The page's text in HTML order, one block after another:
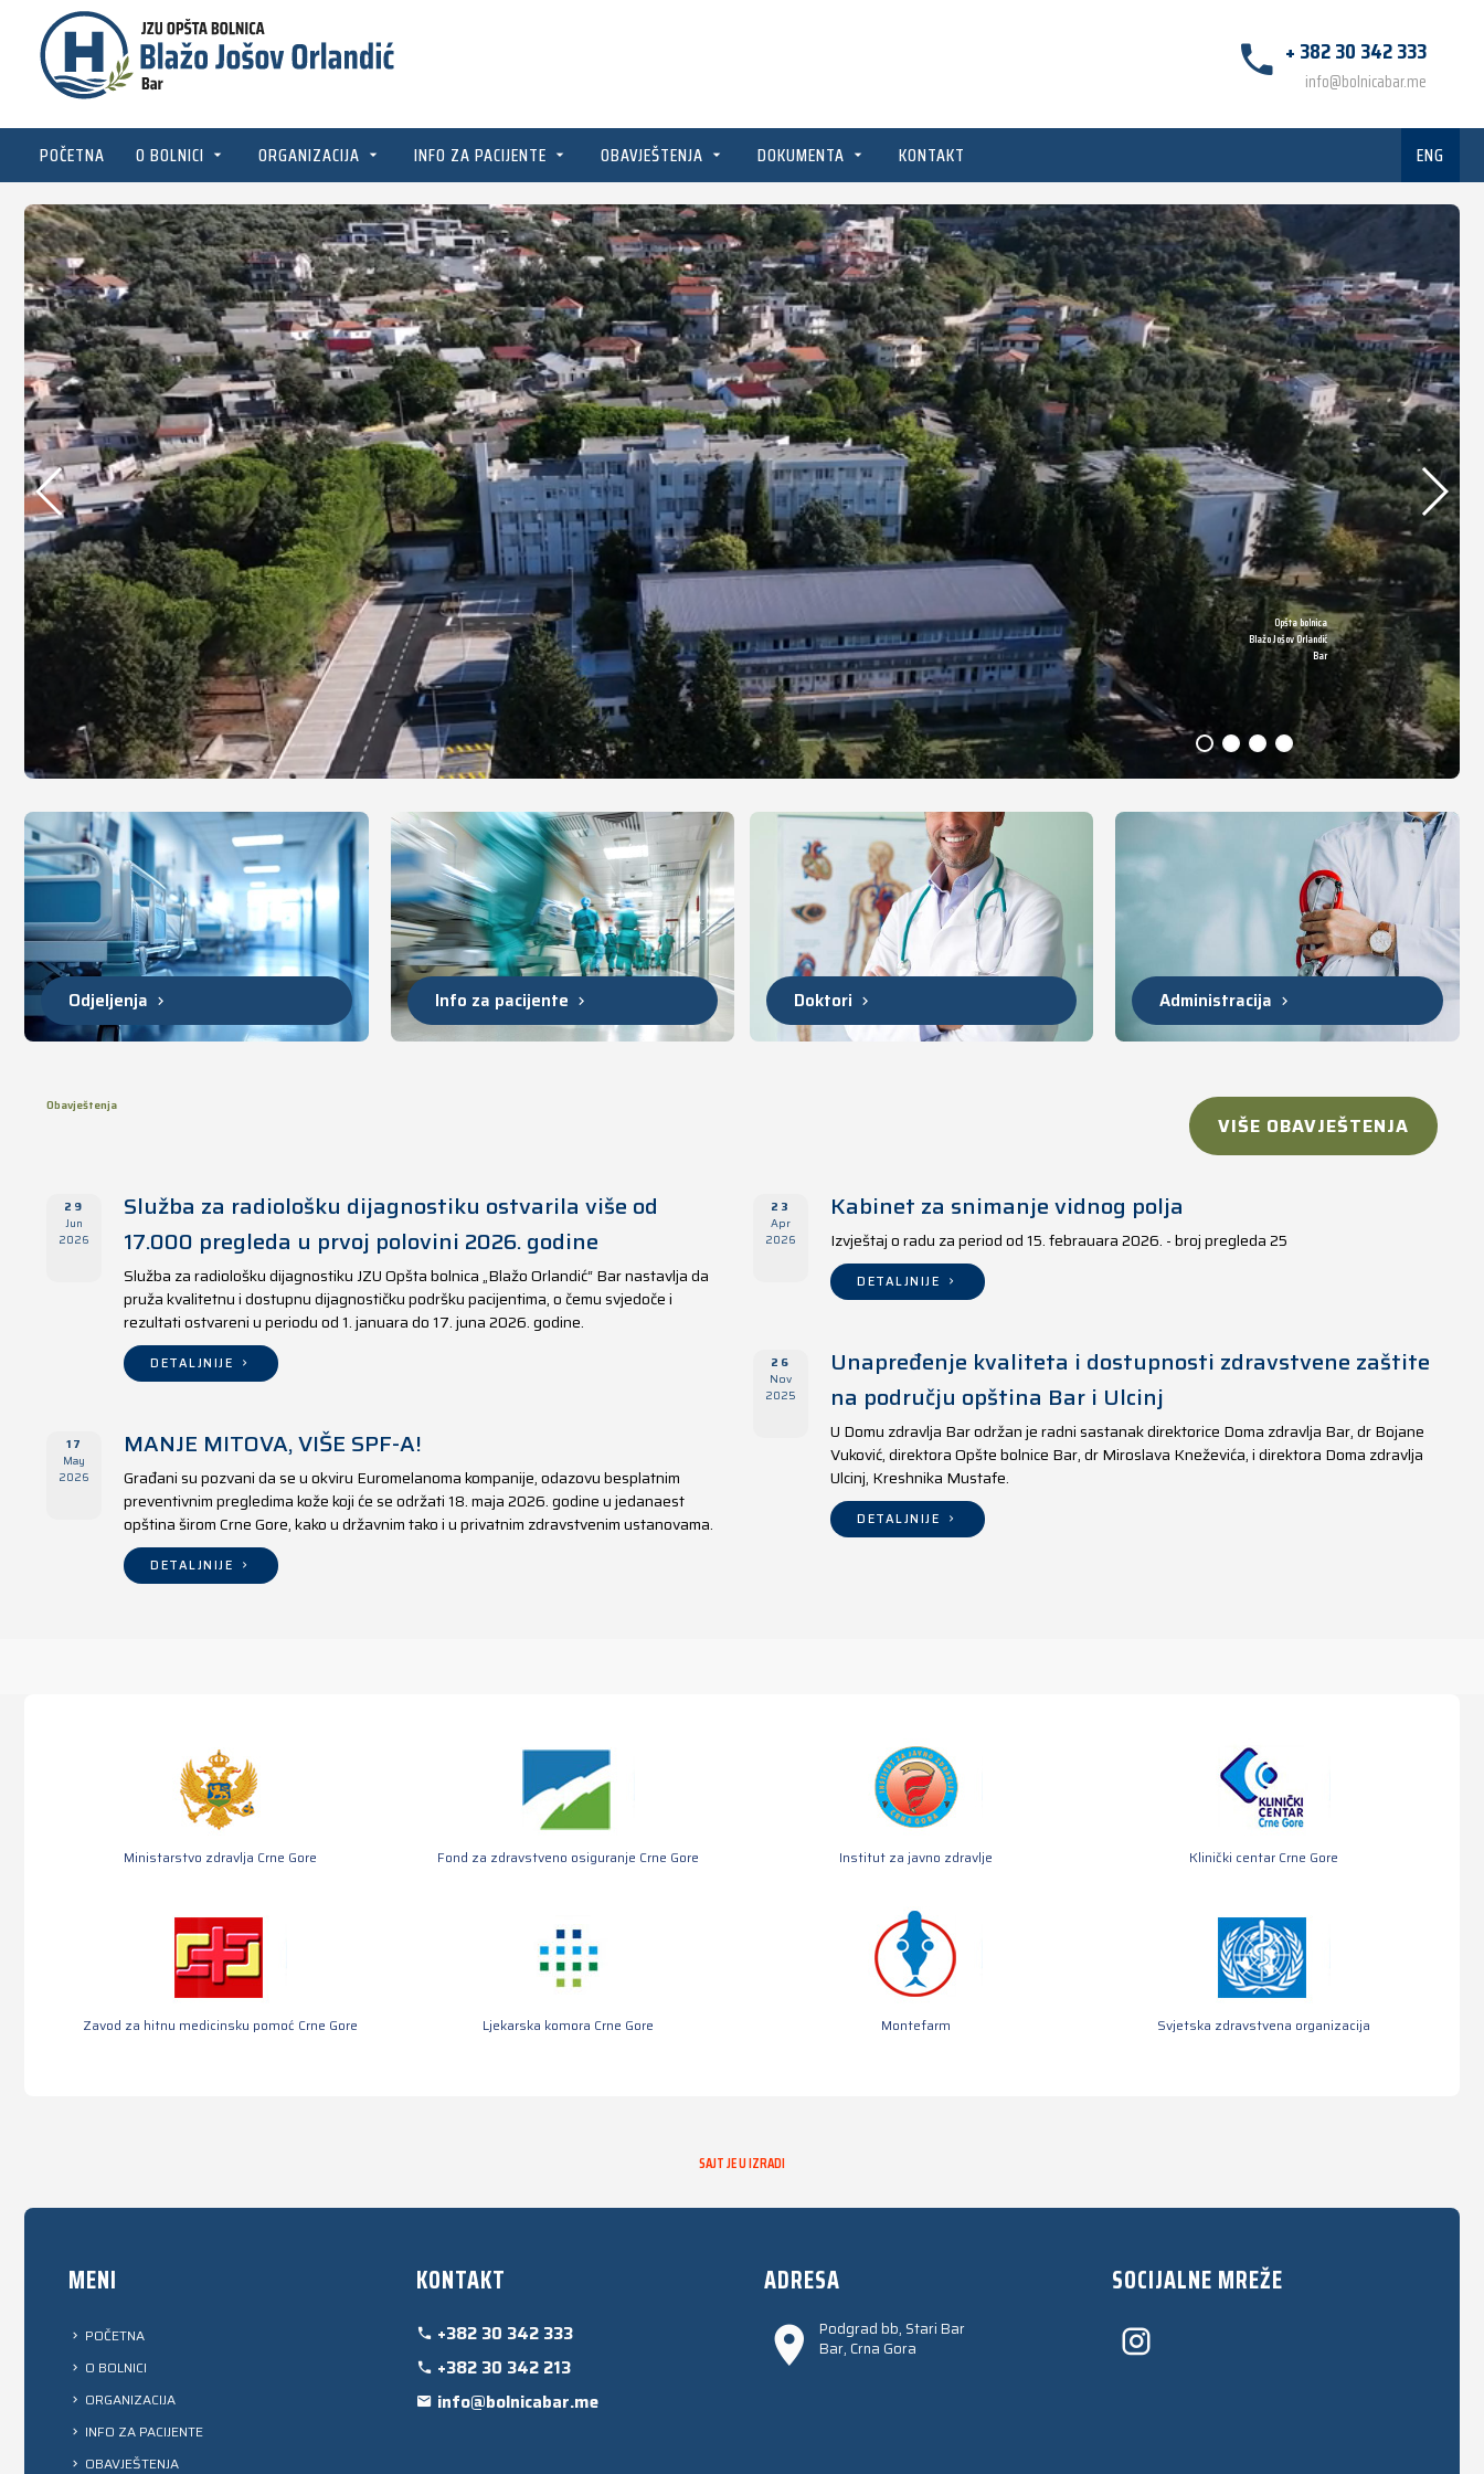
+ 382 30 342 333
info@bolnicabar.me
POČETNA O BOLNICI ORGANIZACIJA INFO ZA PACIJENTE OBAVJEŠTENJA DOKUMENTA KONTAKT ENG
Opšta bolnica
Blažo Jošov Orlandić
Bar
Odjeljenja
DETALJNIJE
Info za pacijente
DETALJNIJE
Doktori
DETALJNIJE
Administracija
DETALJNIJE
Obavještenja
VIŠE OBAVJEŠTENJA
29
Jun
2026
Služba za radiološku dijagnostiku ostvarila više od
17.000 pregleda u prvoj polovini 2026. godine
Služba za radiološku dijagnostiku JZU Opšta bolnica „Blažo Orlandić“ Bar nastavlja da
pruža kvalitetnu i dostupnu dijagnostičku podršku pacijentima, o čemu svjedoče i
rezultati ostvareni u periodu od 1. januara do 17. juna 2026. godine.
DETALJNIJE
17
May
2026
MANJE MITOVA, VIŠE SPF-A!
Građani su pozvani da se u okviru Euromelanoma kompanije, odazovu besplatnim
preventivnim pregledima kože koji će se održati 18. maja 2026. godine u jedanaest
opština širom Crne Gore, kako u državnim tako i u privatnim zdravstvenim ustanovama.
DETALJNIJE
23
Apr
2026
Kabinet za snimanje vidnog polja
Izvještaj o radu za period od 15. febrauara 2026. - broj pregleda 25
DETALJNIJE
26
Nov
2025
Unapređenje kvaliteta i dostupnosti zdravstvene zaštite
na području opština Bar i Ulcinj
U Domu zdravlja Bar održan je radni sastanak direktorice Doma zdravlja Bar, dr Bojane
Vuković, direktora Opšte bolnice Bar, dr Miroslava Kneževića, i direktora Doma zdravlja
Ulcinj, Kreshnika Mustafe.
DETALJNIJE
Ministarstvo zdravlja Crne Gore Fond za zdravstveno osiguranje Crne Gore Institut za javno zdravlje Klinički centar Crne Gore
Zavod za hitnu medicinsku pomoć Crne Gore Ljekarska komora Crne Gore Montefarm Svjetska zdravstvena organizacija
SAJT JE U IZRADI
MENI
POČETNA
O BOLNICI
ORGANIZACIJA
INFO ZA PACIJENTE
OBAVJEŠTENJA
KONTAKT
+382 30 342 333
+382 30 342 213
info@bolnicabar.me
ADRESA
Podgrad bb, Stari Bar
Bar, Crna Gora
SOCIJALNE MREŽE